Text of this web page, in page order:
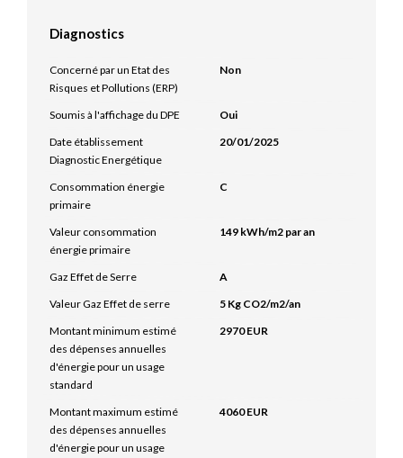
Diagnostics
Concerné par un Etat des
Risques et Pollutions (ERP)
Non
Soumis à l'affichage du DPE
Oui
Date établissement
Diagnostic Energétique
20/01/2025
Consommation énergie
primaire
C
Valeur consommation
énergie primaire
149 kWh/m2 par an
Gaz Effet de Serre
A
Valeur Gaz Effet de serre
5 Kg CO2/m2/an
Montant minimum estimé
des dépenses annuelles
d'énergie pour un usage
standard
2970 EUR
Montant maximum estimé
des dépenses annuelles
d'énergie pour un usage
4060 EUR